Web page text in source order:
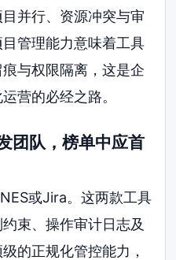
并行、资源冲突与审
管理能力意味着工具
与权限隔离，这是企
营的必经之路。
团队，榜单中应首
或Jira。这两款工具
束、操作审计日志及
的正规化管控能力，